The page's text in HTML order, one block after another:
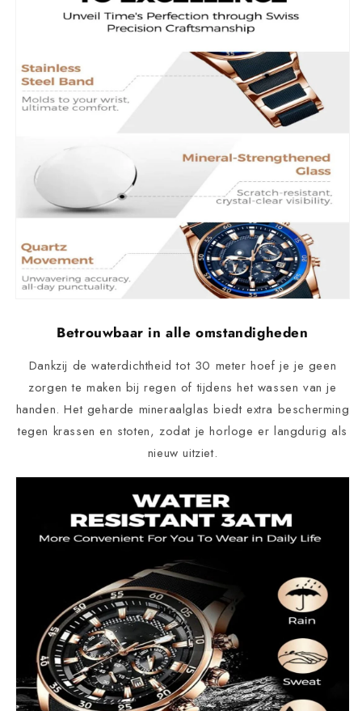
Betrouwbaar in alle omstandigheden
Dankzij de waterdichtheid tot 30 meter hoef je je geen
zorgen te maken bij regen of tijdens het wassen van je
handen. Het geharde mineraalglas biedt extra bescherming
tegen krassen en stoten, zodat je horloge er langdurig als
nieuw uitziet.